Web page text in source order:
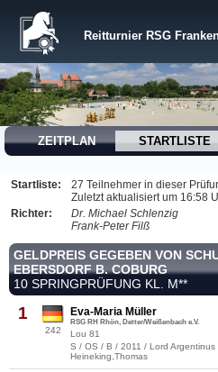
Reitturnier RSG
ZEITPLAN STARTLISTE
Startliste:
27 Teilnehmer in dieser
Zuletzt aktualisiert um 16:58
Richter:
Dr. Michael Schlenzig
Frank-Peter Filß
GELDPREIS GEGEBEN VON
EBERSDORF B. COBURG
10 SPRINGPRÜFUNG KL. M**
1
242
Eva-Maria Müller
RSG RH Rhön, Detter/Weißenbach e.V.
Lou 81
S / OS / B / 2011 / Lord
Heineking,Thomas